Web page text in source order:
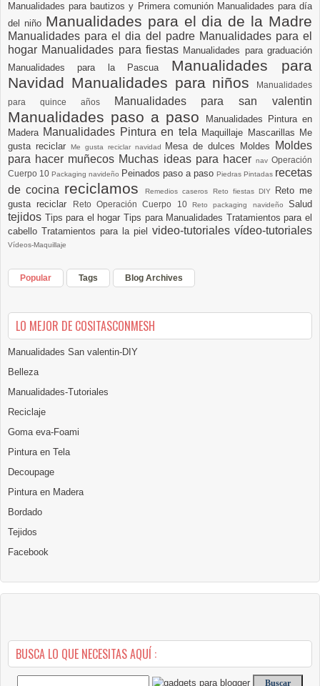
Manualidades para bautizos y Primera comunión Manualidades para día
del niño Manualidades para el dia de la Madre
Manualidades para el dia del padre Manualidades para el
hogar Manualidades para fiestas Manualidades para graduación
Manualidades para la Pascua Manualidades para
Navidad Manualidades para niños
Manualidades
para quince años
Manualidades para san valentin
Manualidades paso a paso
Manualidades Pintura en
Madera Manualidades Pintura en tela Maquillaje Mascarillas Me
gusta reciclar
Me gusta reciclar navidad Mesa de dulces Moldes
Moldes
para hacer muñecos Muchas ideas para hacer nav Operación
Cuerpo 10 Packaging navideño Peinados paso a paso Piedras Pintadas recetas
de cocina reciclamosRemedios caseros Reto fiestas DIY
Reto me
gusta reciclar
Reto Operación Cuerpo 10Reto packaging navideñoSalud
tejidos Tips para el hogarTips para Manualidades Tratamientos para el
cabello Tratamientos para la piel video-tutoriales vídeo-tutoriales
Vídeos-Maquillaje
Popular Tags Blog Archives
LO MEJOR DE COSITASCONMESH
Manualidades San valentin-DIY
Belleza
Manualidades-Tutoriales
Reciclaje
Goma eva-Foami
Pintura en Tela
Decoupage
Pintura en Madera
Bordado
Tejidos
Facebook
BUSCA LO QUE NECESITAS AQUÍ :